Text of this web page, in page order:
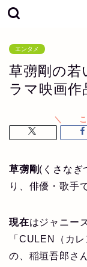
エンタメ
草彅剛の若
ラマ映画作
草彅剛(くさなぎ
り、俳優・歌手
現在はジャニー
「CULEN（カ
の、稲垣吾郎さ